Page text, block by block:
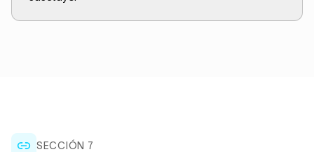
SECCIÓN 7